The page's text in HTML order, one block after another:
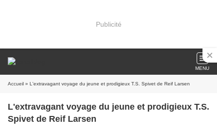
Publicité
MENU
Accueil » L'extravagant voyage du jeune et prodigieux T.S. Spivet de Reif Larsen
L'extravagant voyage du jeune et prodigieux T.S.
Spivet de Reif Larsen